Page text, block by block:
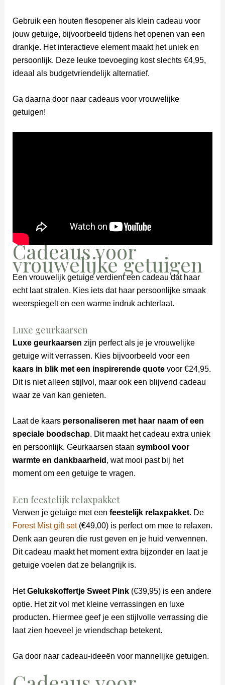
Gebruik een houten flesopener als klein cadeau voor
jouw getuige, bijvoorbeeld tijdens het openen van een
drankje. Het interactieve element maakt het uniek en
persoonlijk. Deze leuke toevoeging kost slechts €4,95,
ideaal als budgetvriendelijk alternatief.
Ga daarna door naar cadeaus voor vrouwelijke
getuigen!
Cadeaus voor
vrouwelijke getuigen
Een vrouwelijk getuige verdient een cadeau dat haar
echt laat stralen. Kies iets dat haar persoonlijke smaak
weerspiegelt en een warme indruk achterlaat.
Luxe geurkaarsen
Luxe geurkaarsen zijn perfect als je je vrouwelijke
getuige wilt verrassen. Kies bijvoorbeeld voor een
kaars in blik met een inspirerende quotevoor €24,95.
Dit is niet alleen stijlvol, maar ook een blijvend cadeau
waar ze van kan genieten.
Laat de kaars personaliseren met haar naam of een
speciale boodschap. Dit maakt het cadeau extra uniek
en persoonlijk. Geurkaarsen staan symbool voor
warmte en dankbaarheid , wat mooi past bij het
moment om een getuige te vragen.
Een feestelijk relaxpakket
Verwen je getuige met een feestelijk relaxpakket. De
Forest Mist gift set(€49,00) is perfect om mee te relaxen.
Denk aan geuren die rust geven en je huid verwennen.
Dit cadeau maakt het moment extra bijzonder en laat je
getuige voelen dat ze belangrijk is.
HetGelukskoffertje Sweet Pink(€39,95) is een andere
optie. Het zit vol met kleine verrassingen en luxe
producten. Hiermee geef je een stijlvolle verrassing die
laat zien hoeveel je vriendschap betekent.
Ga door naar cadeau-ideeën voor mannelijke getuigen.